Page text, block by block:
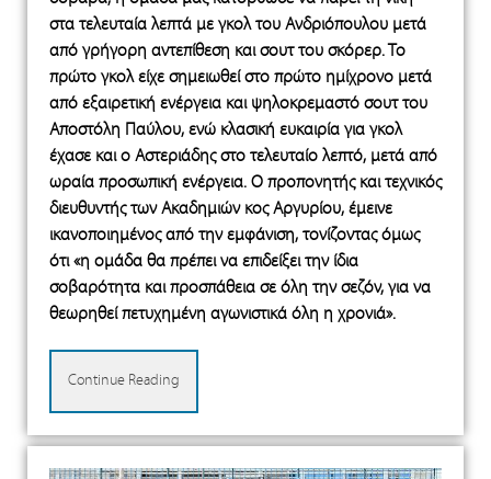
στα τελευταία λεπτά με γκολ του Ανδριόπουλου μετά
από γρήγορη αντεπίθεση και σουτ του σκόρερ. Το
πρώτο γκολ είχε σημειωθεί στο πρώτο ημίχρονο μετά
από εξαιρετική ενέργεια και ψηλοκρεμαστό σουτ του
Αποστόλη Παύλου, ενώ κλασική ευκαιρία για γκολ
έχασε και ο Αστεριάδης στο τελευταίο λεπτό, μετά από
ωραία προσωπική ενέργεια. Ο προπονητής και τεχνικός
διευθυντής των Ακαδημιών κος Αργυρίου, έμεινε
ικανοποιημένος από την εμφάνιση, τονίζοντας όμως
ότι «η ομάδα θα πρέπει να επιδείξει την ίδια
σοβαρότητα και προσπάθεια σε όλη την σεζόν, για να
θεωρηθεί πετυχημένη αγωνιστικά όλη η χρονιά».
Continue Reading